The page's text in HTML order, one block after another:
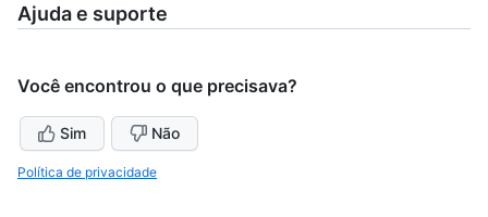
Ajuda e suporte
Você encontrou o que precisava?
Sim Não
Política de privacidade